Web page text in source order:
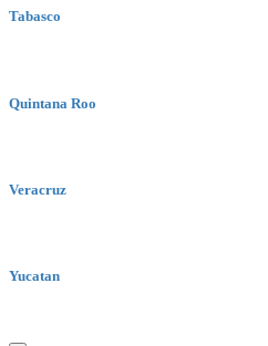
Tabasco
Quintana Roo
Veracruz
Yucatan